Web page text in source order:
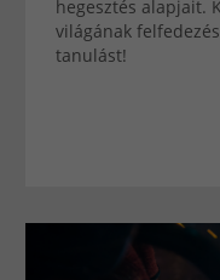
hegesztés alapjait.
világának
tanulást!